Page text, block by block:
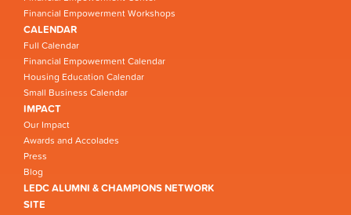
Financial Empowerment Workshops
CALENDAR
Full Calendar
Financial Empowerment Calendar
Housing Education Calendar
Small Business Calendar
IMPACT
Our Impact
Awards and Accolades
Press
Blog
LEDC ALUMNI & CHAMPIONS NETWORK
SITE